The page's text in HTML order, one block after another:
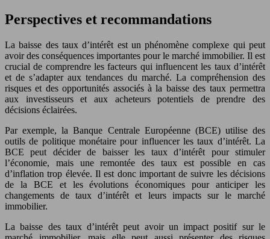
Perspectives et recommandations
La baisse des taux d’intérêt est un phénomène complexe qui peut
avoir des conséquences importantes pour le marché immobilier. Il est
crucial de comprendre les facteurs qui influencent les taux d’intérêt
et de s’adapter aux tendances du marché. La compréhension des
risques et des opportunités associés à la baisse des taux permettra
aux investisseurs et aux acheteurs potentiels de prendre des
décisions éclairées.
Par exemple, la Banque Centrale Européenne (BCE) utilise des
outils de politique monétaire pour influencer les taux d’intérêt. La
BCE peut décider de baisser les taux d’intérêt pour stimuler
l’économie, mais une remontée des taux est possible en cas
d’inflation trop élevée. Il est donc important de suivre les décisions
de la BCE et les évolutions économiques pour anticiper les
changements de taux d’intérêt et leurs impacts sur le marché
immobilier.
La baisse des taux d’intérêt peut avoir un impact positif sur le